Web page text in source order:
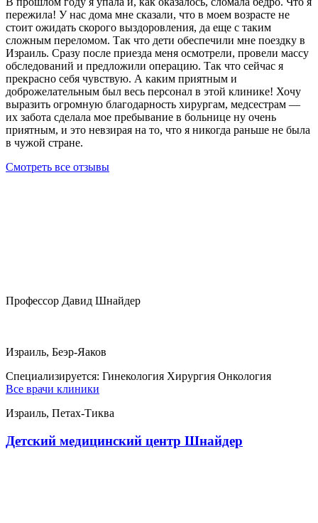
пережила! У нас дома мне сказали, что в моем возрасте не
стоит ожидать скорого выздоровления, да еще с таким
сложным переломом. Так что дети обеспечили мне поездку в
Израиль. Сразу после приезда меня осмотрели, провели массу
обследований и предложили операцию. Так что сейчас я
прекрасно себя чувствую. А каким приятным и
доброжелательным был весь персонал в этой клинике! Хочу
выразить огромную благодарность хирургам, медсестрам —
их забота сделала мое пребывание в больнице ну очень
приятным, и это невзирая на то, что я никогда раньше не была
в чужой стране.
Смотреть все отзывы
Профессор Давид Шнайдер
Израиль, Беэр-Яаков
Специализируется: Гинекология Хирургия Онкология
Все врачи клиники
Израиль, Петах-Тиква
Детский медицинский центр Шнайдер